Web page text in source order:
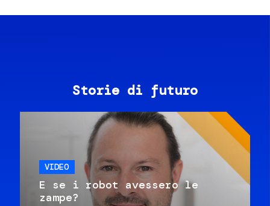
Storie di futuro
VIDEO
E se i robot avessero le
zampe?